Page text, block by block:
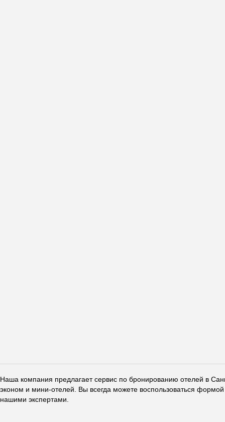
Наша компания предлагает сервис по бронированию отелей в
эконом и мини-отелей. Вы всегда можете воспользоваться
нашими экспертами.